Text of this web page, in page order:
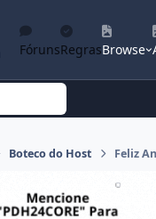
FórunsRegrasBrowse
Boteco do Host Feliz